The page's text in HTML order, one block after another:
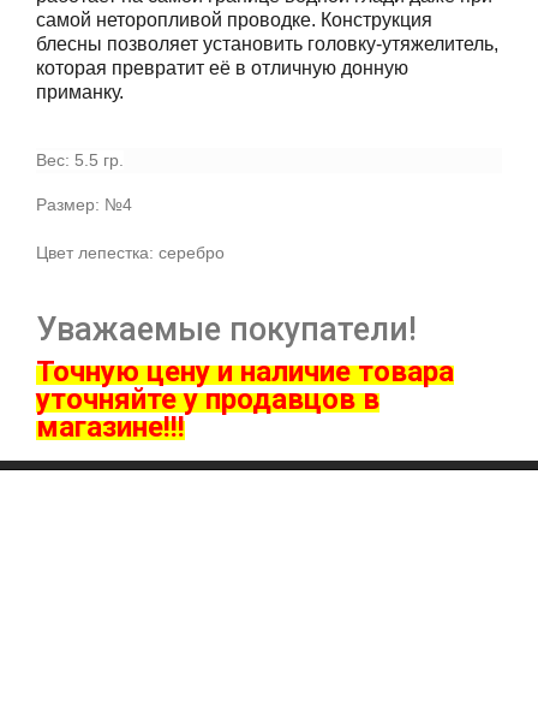
самой неторопливой проводке. Конструкция
блесны позволяет установить головку-утяжелитель,
которая превратит её в отличную донную
приманку.
Вес: 5.5 гр.
Размер: №4
Цвет лепестка: серебро
Уважаемые покупатели!
Точную цену и наличие товара
уточняйте у продавцов в
магазине!!!